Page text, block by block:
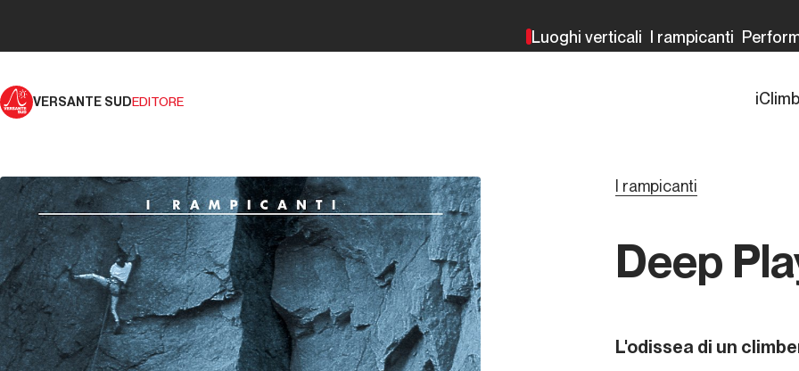
Luoghi verticali I rampicanti
VERSANTE SUDEDITORE
I rampicanti
Deep
L'odissea di un